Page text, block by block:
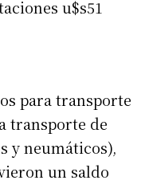
u$s51
para transporte
transporte de
y neumáticos),
un saldo